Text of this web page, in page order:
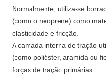
Normalmente, utiliza-se
(como o neoprene) como
elasticidade e fricção.
A camada interna de tração
(como poliéster, aramida ou
forças de tração primárias.